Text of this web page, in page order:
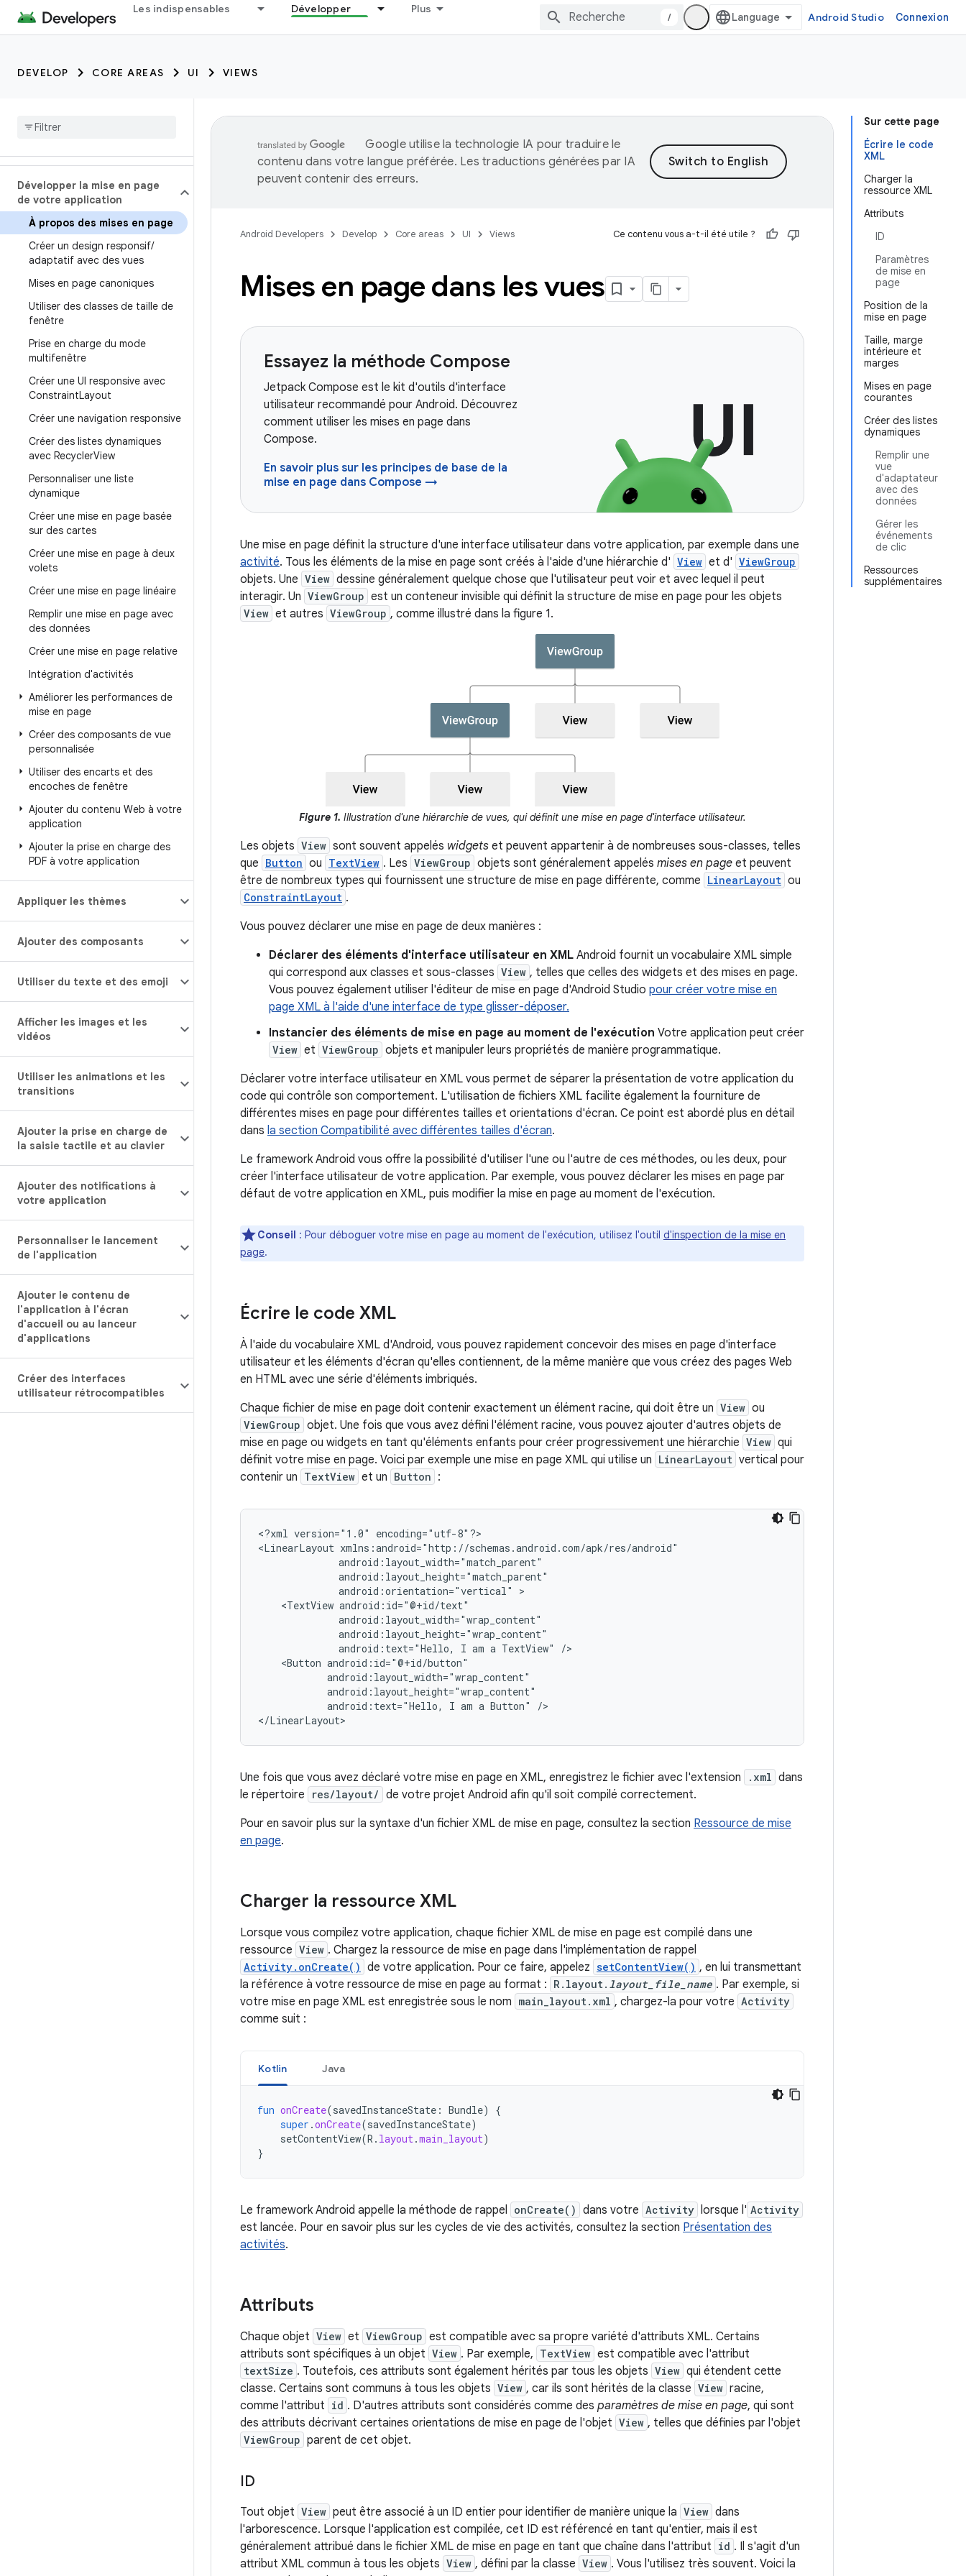
Les indispensables Développer Plus
/ Android Studio Connexion
DEVELOP CORE AREAS UI VIEWS
Développer la mise en page
de votre application
À propos des mises en page
Créer un design responsif/
adaptatif avec des vues
Mises en page canoniques
Utiliser des classes de taille de
fenêtre
Prise en charge du mode
multifenêtre
Créer une UI responsive avec
ConstraintLayout
Créer une navigation responsive
Créer des listes dynamiques
avec RecyclerView
Personnaliser une liste
dynamique
Créer une mise en page basée
sur des cartes
Créer une mise en page à deux
volets
Créer une mise en page linéaire
Remplir une mise en page avec
des données
Créer une mise en page relative
Intégration d'activités
Améliorer les performances de
mise en page
Créer des composants de vue
personnalisée
Utiliser des encarts et des
encoches de fenêtre
Ajouter du contenu Web à votre
application
Ajouter la prise en charge des
PDF à votre application
Appliquer les thèmes
Ajouter des composants
Utiliser du texte et des emoji
Afficher les images et les
vidéos
Utiliser les animations et les
transitions
Ajouter la prise en charge de
la saisie tactile et au clavier
Ajouter des notifications à
votre application
Personnaliser le lancement
de l'application
Ajouter le contenu de
l'application à l'écran
d'accueil ou au lanceur
d'applications
Créer des interfaces
utilisateur rétrocompatibles
Sur cette page
Écrire le code
XML
Charger la
ressource XML
Attributs
ID
Paramètres
de mise en
page
Position de la
mise en page
Taille, marge
intérieure et
marges
Mises en page
courantes
Créer des listes
dynamiques
Remplir une
vue
d'adaptateur
avec des
données
Gérer les
événements
de clic
Ressources
supplémentaires
Google utilise la technologie IA pour traduire le
contenu dans votre langue préférée. Les traductions générées par IA
peuvent contenir des erreurs.
Android Developers Develop Core areas UI Views Ce contenu vous a-t-il été utile ?
Mises en page dans les vues
Essayez la méthode Compose
Jetpack Compose est le kit d'outils d'interface
utilisateur recommandé pour Android. Découvrez
comment utiliser les mises en page dans
Compose.
En savoir plus sur les principes de base de la
mise en page dans Compose →
Une mise en page définit la structure d'une interface utilisateur dans votre application, par exemple dans une
activité. Tous les éléments de la mise en page sont créés à l'aide d'une hiérarchie d' View et d' ViewGroup
objets. Une View dessine généralement quelque chose que l'utilisateur peut voir et avec lequel il peut
interagir. Un ViewGroup est un conteneur invisible qui définit la structure de mise en page pour les objets
View et autres ViewGroup , comme illustré dans la figure 1.
Figure 1. Illustration d'une hiérarchie de vues, qui définit une mise en page d'interface utilisateur.
Les objets View sont souvent appelés widgets et peuvent appartenir à de nombreuses sous-classes, telles
que Button ou TextView . Les ViewGroup objets sont généralement appelés mises en page et peuvent
être de nombreux types qui fournissent une structure de mise en page différente, comme LinearLayout ou
ConstraintLayout .
Vous pouvez déclarer une mise en page de deux manières :
Déclarer des éléments d'interface utilisateur en XML Android fournit un vocabulaire XML simple
qui correspond aux classes et sous-classes View , telles que celles des widgets et des mises en page.
Vous pouvez également utiliser l'éditeur de mise en page d'Android Studio pour créer votre mise en
page XML à l'aide d'une interface de type glisser-déposer.
Instancier des éléments de mise en page au moment de l'exécution Votre application peut créer
View et ViewGroup objets et manipuler leurs propriétés de manière programmatique.
Déclarer votre interface utilisateur en XML vous permet de séparer la présentation de votre application du
code qui contrôle son comportement. L'utilisation de fichiers XML facilite également la fourniture de
différentes mises en page pour différentes tailles et orientations d'écran. Ce point est abordé plus en détail
dans la section Compatibilité avec différentes tailles d'écran.
Le framework Android vous offre la possibilité d'utiliser l'une ou l'autre de ces méthodes, ou les deux, pour
créer l'interface utilisateur de votre application. Par exemple, vous pouvez déclarer les mises en page par
défaut de votre application en XML, puis modifier la mise en page au moment de l'exécution.
Conseil : Pour déboguer votre mise en page au moment de l'exécution, utilisez l'outil d'inspection de la mise en
page.
Écrire le code XML
À l'aide du vocabulaire XML d'Android, vous pouvez rapidement concevoir des mises en page d'interface
utilisateur et les éléments d'écran qu'elles contiennent, de la même manière que vous créez des pages Web
en HTML avec une série d'éléments imbriqués.
Chaque fichier de mise en page doit contenir exactement un élément racine, qui doit être un View ou
ViewGroup objet. Une fois que vous avez défini l'élément racine, vous pouvez ajouter d'autres objets de
mise en page ou widgets en tant qu'éléments enfants pour créer progressivement une hiérarchie View qui
définit votre mise en page. Voici par exemple une mise en page XML qui utilise un LinearLayout vertical pour
contenir un TextView et un Button :
<?xml version="1.0"
encoding="utf-8"?>
<LinearLayout
android:orientation="vertical"
<TextView
android:text="Hello,
I am a TextView"
<Button
android:text="Hello,
I am a Button"
/>
</LinearLayout>
Une fois que vous avez déclaré votre mise en page en XML, enregistrez le fichier avec l'extension .xml dans
le répertoire
res/layout/ de votre projet Android afin qu'il soit compilé correctement.
Pour en savoir plus sur la syntaxe d'un fichier XML de mise en page, consultez la section Ressource de mise
en page.
Charger la ressource XML
Lorsque vous compilez votre application, chaque fichier XML de mise en page est compilé dans une
ressource View . Chargez la ressource de mise en page dans l'implémentation de rappel
Activity.onCreate() de votre application. Pour ce faire, appelez setContentView() , en lui transmettant
la référence à votre ressource de mise en page au format : R.layout. layout_file_name . Par exemple, si
votre mise en page XML est enregistrée sous le nom main_layout.xml , chargez-la pour votre Activity
comme suit :
Kotlin Java
fun onCreate(savedInstanceState : Bundle)
{
super .onCreate(savedInstanceState)
setContentView(R . layout.main_layout)
}
Le framework Android appelle la méthode de rappel onCreate() dans votre Activity lorsque l' Activity
est lancée. Pour en savoir plus sur les cycles de vie des activités, consultez la section Présentation des
activités.
Attributs
Chaque objet View et ViewGroup est compatible avec sa propre variété d'attributs XML. Certains
attributs sont spécifiques à un objet View . Par exemple, TextView est compatible avec l'attribut
textSize . Toutefois, ces attributs sont également hérités par tous les objets View qui étendent cette
classe. Certains sont communs à tous les objets View , car ils sont hérités de la classe View racine,
comme l'attribut id . D'autres attributs sont considérés comme des paramètres de mise en page, qui sont
des attributs décrivant certaines orientations de mise en page de l'objet View , telles que définies par l'objet
ViewGroup parent de cet objet.
ID
Tout objet View peut être associé à un ID entier pour identifier de manière unique la View dans
l'arborescence. Lorsque l'application est compilée, cet ID est référencé en tant qu'entier, mais il est
généralement attribué dans le fichier XML de mise en page en tant que chaîne dans l'attribut id . Il s'agit d'un
attribut XML commun à tous les objets View , défini par la classe View . Vous l'utilisez très souvent. Voici la